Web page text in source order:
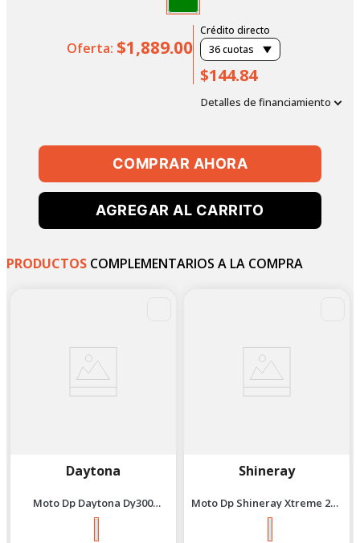
Oferta: $1,889.00
Crédito directo
36cuotas
$144.84
Detalles de financiamiento
COMPRAR AHORA
AGREGAR AL CARRITO
PRODUCTOS COMPLEMENTARIOS A LA COMPRA
Daytona
Moto Dp Daytona Dy300
Terrex 2027 Dorado
Shineray
Moto Dp Shineray Xtreme 200
- 2027 Plomo